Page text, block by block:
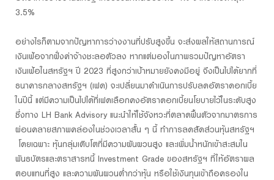
3.5%
อย่างไรก็ตามจากปัญหาการว่างงานที่ปรับสูงขึ้น จะส่งผลให้สถานการณ์
เงินเฟ้อจากฝั่งค่าจ้างชะลอตัวลง หากแต่มองในภาพรวมปัญหาอัตรา
เงินเฟ้อในสหรัฐฯ ปี 2023 ที่สูงกว่าเป้าหมายยังคงมีอยู่ จึงเป็นไปได้ยากที่
ธนาคารกลางสหรัฐฯ (เฟด) จะเปลี่ยนมาดำเนินการปรับลดอัตราดอกเบี้ย
ในปีนี้ แต่มีความเป็นไปได้ที่เฟดเลือกคงอัตราดอกเบี้ยนโยบายไว้ในระดับสูง
ซึ่งทาง LH Bank Advisory แนะนำให้ใช้จังหวะที่ตลาดฟื้นตัวจากมาตรการ
ผ่อนคลายสภาพคล่องในช่วงเวลาสั้น ๆ นี้ ทำการลดสัดส่วนหุ้นสหรัฐฯ
โดยเฉพาะ หุ้นกลุ่มเติบโตที่มีความผันผวนสูง และเพิ่มน้ำหนักเข้าสะสมใน
พันธบัตรและตราสารหนี้ Investment Grade ของสหรัฐฯ ที่ให้อัตราผล
ตอบแทนที่สูง และความผันผวนต่ำกว่าหุ้น หรือใช้เงินทุนเข้าถือครองใน